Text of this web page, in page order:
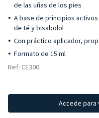
de las uñas de los pies
A base de principios
de té y bisabolol
Con práctico aplicador,
Formato de 15 ml
Ref: CE300
Accede